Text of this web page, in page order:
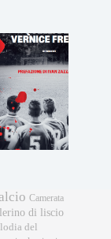
Camerata
di liscio
del